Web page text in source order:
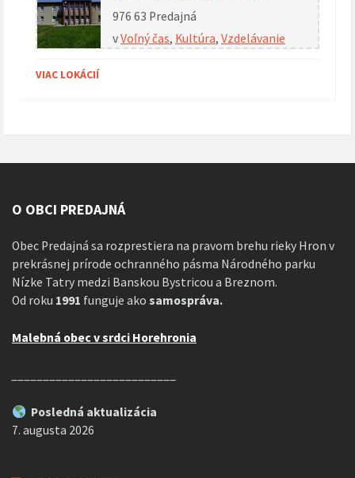
976 63 Predajná
vVoľný čas, Kultúra, Vzdelávanie
VIAC LOKÁCIÍ
O OBCI PREDAJNÁ
Obec Predajná sa rozprestiera na pravom brehu rieky Hron v
prekrásnej prírode ochranného pásma Národného parku
Nízke Tatry medzi Banskou Bystricou a Breznom.
Od roku 1991 funguje ako samospráva.
Malebná obec v srdci Horehronia
Posledná aktualizácia
7. augusta 2026